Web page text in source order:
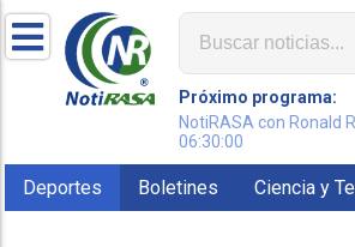
Próximo programa:
NotiRASA con Ronald
06:30:00
Deportes Boletines Ciencia y